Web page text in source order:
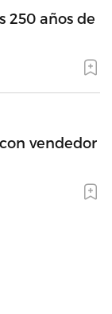
250 años de
vendedor